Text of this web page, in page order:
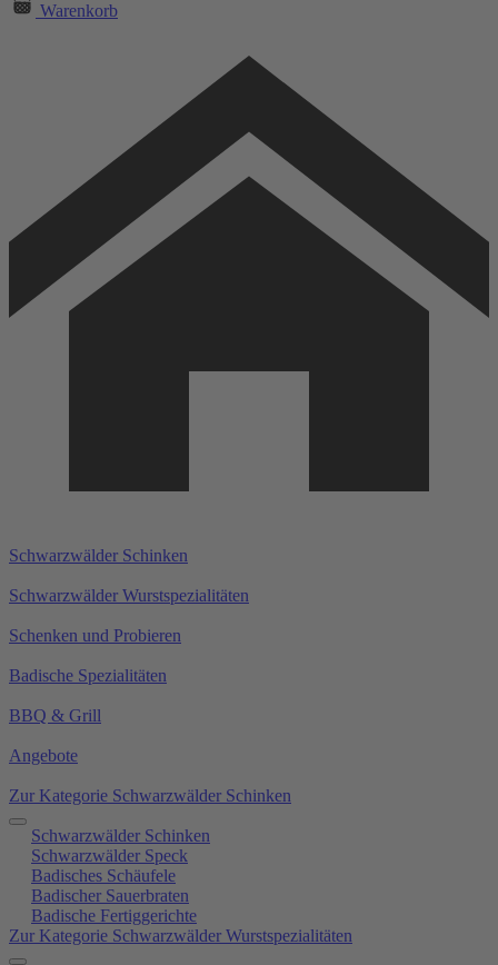
Warenkorb
Schwarzwälder Schinken
Schwarzwälder Wurstspezialitäten
Schenken und Probieren
Badische Spezialitäten
BBQ & Grill
Angebote
Zur Kategorie Schwarzwälder Schinken
Schwarzwälder Schinken
Schwarzwälder Speck
Badisches Schäufele
Badischer Sauerbraten
Badische Fertiggerichte
Zur Kategorie Schwarzwälder Wurstspezialitäten